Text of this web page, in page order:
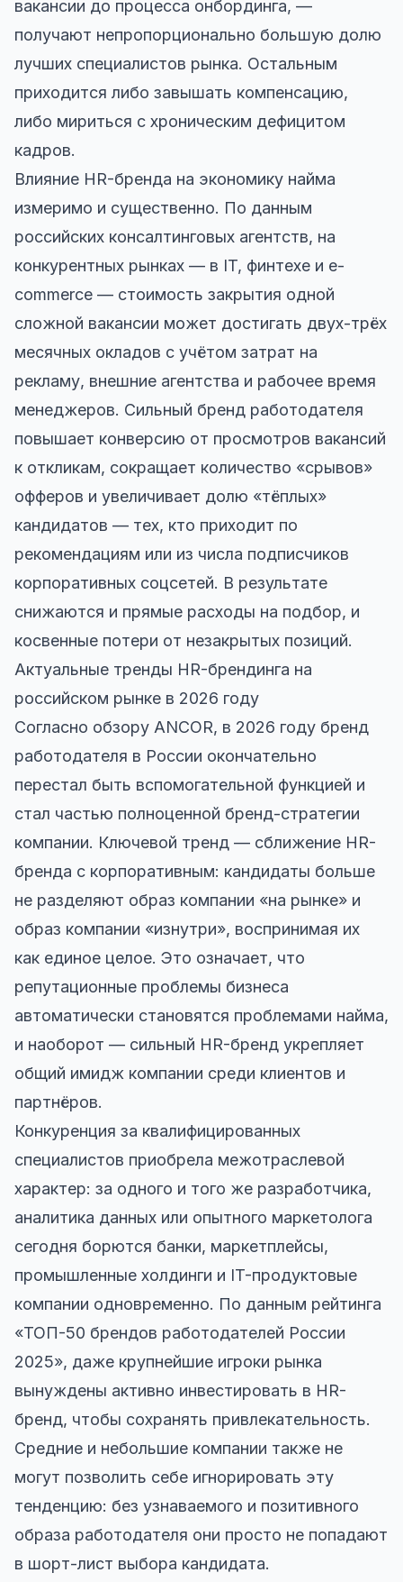
вакансии до процесса онбординга, —
получают непропорционально большую долю
лучших специалистов рынка. Остальным
приходится либо завышать компенсацию,
либо мириться с хроническим дефицитом
кадров.
Влияние HR-бренда на экономику найма
измеримо и существенно. По данным
российских консалтинговых агентств, на
конкурентных рынках — в IT, финтехе и e-
commerce — стоимость закрытия одной
сложной вакансии может достигать двух-трёх
месячных окладов с учётом затрат на
рекламу, внешние агентства и рабочее время
менеджеров. Сильный бренд работодателя
повышает конверсию от просмотров вакансий
к откликам, сокращает количество «срывов»
офферов и увеличивает долю «тёплых»
кандидатов — тех, кто приходит по
рекомендациям или из числа подписчиков
корпоративных соцсетей. В результате
снижаются и прямые расходы на подбор, и
косвенные потери от незакрытых позиций.
Актуальные тренды HR-брендинга на
российском рынке в 2026 году
Согласно обзору ANCOR, в 2026 году бренд
работодателя в России окончательно
перестал быть вспомогательной функцией и
стал частью полноценной бренд-стратегии
компании. Ключевой тренд — сближение HR-
бренда с корпоративным: кандидаты больше
не разделяют образ компании «на рынке» и
образ компании «изнутри», воспринимая их
как единое целое. Это означает, что
репутационные проблемы бизнеса
автоматически становятся проблемами найма,
и наоборот — сильный HR-бренд укрепляет
общий имидж компании среди клиентов и
партнёров.
Конкуренция за квалифицированных
специалистов приобрела межотраслевой
характер: за одного и того же разработчика,
аналитика данных или опытного маркетолога
сегодня борются банки, маркетплейсы,
промышленные холдинги и IT-продуктовые
компании одновременно. По данным рейтинга
«ТОП-50 брендов работодателей России
2025», даже крупнейшие игроки рынка
вынуждены активно инвестировать в HR-
бренд, чтобы сохранять привлекательность.
Средние и небольшие компании также не
могут позволить себе игнорировать эту
тенденцию: без узнаваемого и позитивного
образа работодателя они просто не попадают
в шорт-лист выбора кандидата.